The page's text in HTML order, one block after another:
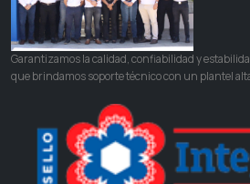
Garantizamos la calidad, confiabilidad y
que brindamos soporte técnico con un plantel